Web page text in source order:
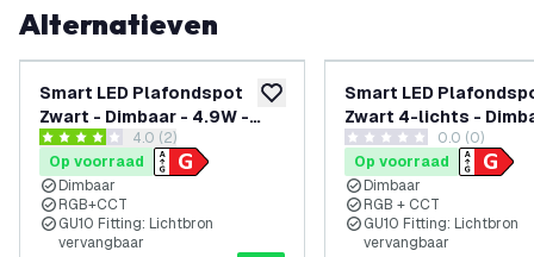
Alternatieven
toevoegen aan verlanglijst
Smart LED Plafondspot
Zwart - Dimbaar - 4.9W -
RGB+CCT - Kantelbaar
reviews drawer openen
4 score sterren4.0 (2)
Op voorraad
Dimbaar
RGB+CCT
GU10 Fitting: Lichtbron
vervangbaar
Smart LED
Zwart 4-lichts -
4.9W - RGB+CCT -
Kantelbaar
0 score sterren0.0 (0)
Op voorraad
Dimbaar
RGB + CCT
GU10 Fitting: Lichtbron
vervangbaar